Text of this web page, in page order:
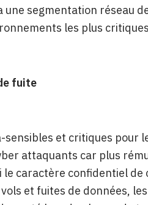
segmentation réseau
les plus
fuite
et critiques pour
attaquants car plus
caractère confidentiel de
et fuites de données,